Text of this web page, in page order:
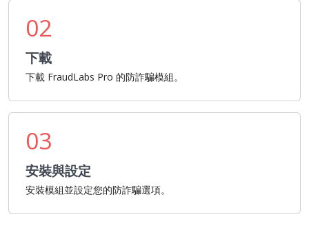
02
下載
下載 FraudLabs Pro 的防詐騙模組。
03
安裝與設定
安裝模組並設定您的防詐騙選項。